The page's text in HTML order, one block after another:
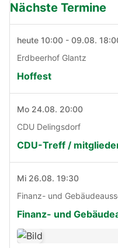
Nächste Termine
heute 10:00 - 09.08.
Erdbeerhof Glantz
Hoffest
Mo 24.08. 20:00
CDU Delingsdorf
CDU-Treff /
Mi 26.08. 19:30
Finanz- und
Finanz- und